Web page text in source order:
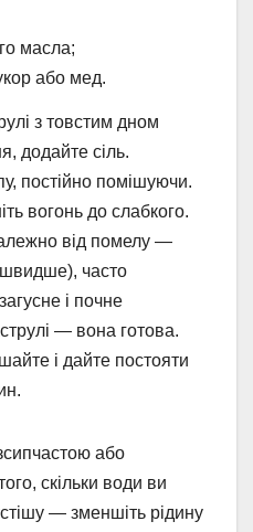
масла;
або мед.
з товстим дном
додайте сіль.
постійно помішуючи.
вогонь до слабкого.
від помелу —
швидше), часто
і почне
— вона готова.
і дайте постояти
або
скільки води ви
— зменшіть рідину